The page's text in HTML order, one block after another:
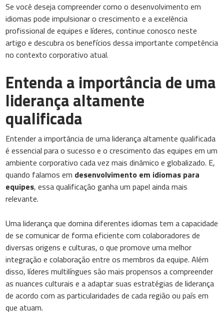
Se você deseja compreender como o desenvolvimento em
idiomas pode impulsionar o crescimento e a excelência
profissional de equipes e líderes, continue conosco neste
artigo e descubra os benefícios dessa importante competência
no contexto corporativo atual.
Entenda a importância de uma
liderança altamente
qualificada
Entender a importância de uma liderança altamente qualificada
é essencial para o sucesso e o crescimento das equipes em um
ambiente corporativo cada vez mais dinâmico e globalizado. E,
quando falamos em desenvolvimento em idiomas para
equipes, essa qualificação ganha um papel ainda mais
relevante.
Uma liderança que domina diferentes idiomas tem a capacidade
de se comunicar de forma eficiente com colaboradores de
diversas origens e culturas, o que promove uma melhor
integração e colaboração entre os membros da equipe. Além
disso, líderes multilíngues são mais propensos a compreender
as nuances culturais e a adaptar suas estratégias de liderança
de acordo com as particularidades de cada região ou país em
que atuam.